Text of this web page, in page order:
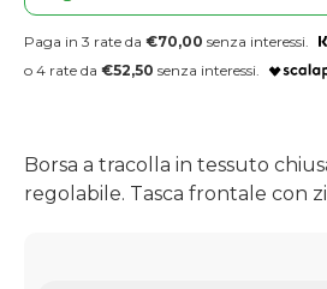
Paga in 3 rate da €70,00 senza interessi.
o 4 rate da €52,50 senza interessi.
Borsa a tracolla in tessuto
regolabile. Tasca frontale con